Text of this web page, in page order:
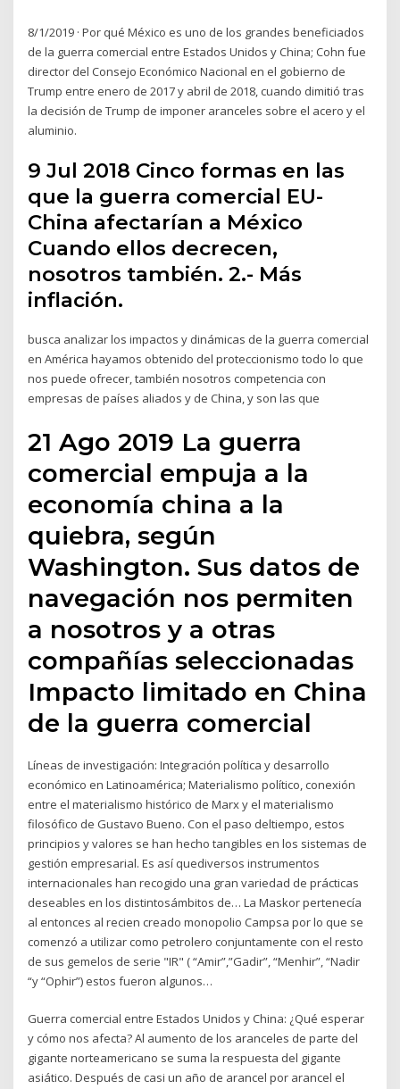
8/1/2019 · Por qué México es uno de los grandes beneficiados
de la guerra comercial entre Estados Unidos y China; Cohn fue
director del Consejo Económico Nacional en el gobierno de
Trump entre enero de 2017 y abril de 2018, cuando dimitió tras
la decisión de Trump de imponer aranceles sobre el acero y el
aluminio.
9 Jul 2018 Cinco formas en las
que la guerra comercial EU-
China afectarían a México
Cuando ellos decrecen,
nosotros también. 2.- Más
inflación.
busca analizar los impactos y dinámicas de la guerra comercial
en América hayamos obtenido del proteccionismo todo lo que
nos puede ofrecer, también nosotros competencia con
empresas de países aliados y de China, y son las que
21 Ago 2019 La guerra
comercial empuja a la
economía china a la
quiebra, según
Washington. Sus datos de
navegación nos permiten
a nosotros y a otras
compañías seleccionadas
Impacto limitado en China
de la guerra comercial
Líneas de investigación: Integración política y desarrollo
económico en Latinoamérica; Materialismo político, conexión
entre el materialismo histórico de Marx y el materialismo
filosófico de Gustavo Bueno. Con el paso deltiempo, estos
principios y valores se han hecho tangibles en los sistemas de
gestión empresarial. Es así quediversos instrumentos
internacionales han recogido una gran variedad de prácticas
deseables en los distintosámbitos de… La Maskor pertenecía
al entonces al recien creado monopolio Campsa por lo que se
comenzó a utilizar como petrolero conjuntamente con el resto
de sus gemelos de serie "IR" ( “Amir”,”Gadir”, “Menhir”, “Nadir
“y “Ophir”) estos fueron algunos…
Guerra comercial entre Estados Unidos y China: ¿Qué esperar
y cómo nos afecta? Al aumento de los aranceles de parte del
gigante norteamericano se suma la respuesta del gigante
asiático. Después de casi un año de arancel por arancel el